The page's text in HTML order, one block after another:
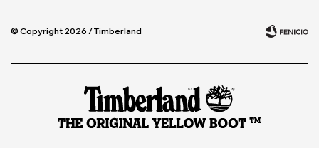
© Copyright 2026 / Timberland